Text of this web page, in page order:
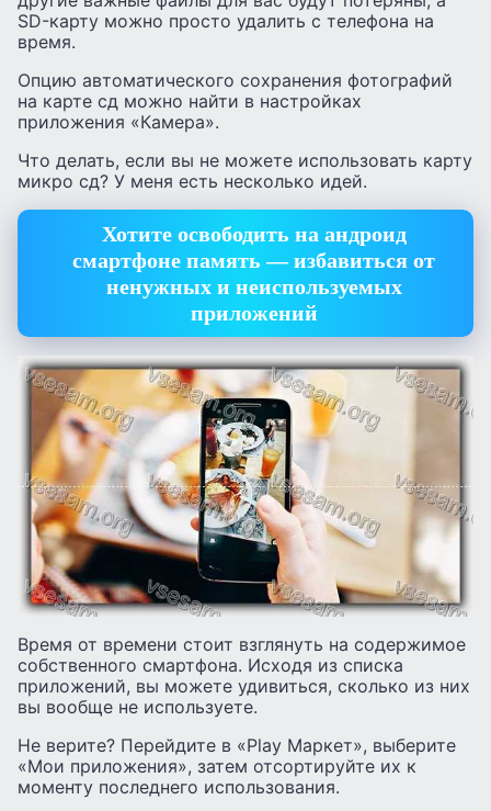
SD-карту можно просто удалить с телефона на
время.
Опцию автоматического сохранения фотографий
на карте сд можно найти в настройках
приложения «Камера».
Что делать, если вы не можете использовать карту
микро сд? У меня есть несколько идей.
Хотите освободить на андроид
смартфоне память — избавиться от
ненужных и неиспользуемых
приложений
Время от времени стоит взглянуть на содержимое
собственного смартфона. Исходя из списка
приложений, вы можете удивиться, сколько из них
вы вообще не используете.
Не верите? Перейдите в «Play Маркет», выберите
«Мои приложения», затем отсортируйте их к
моменту последнего использования.